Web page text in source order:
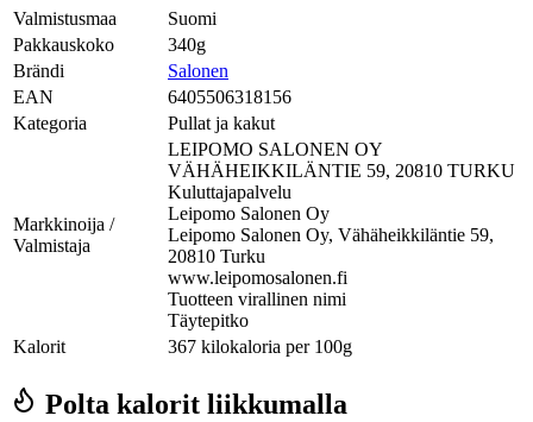
Valmistusmaa
Suomi
Pakkauskoko
340g
Brändi
Salonen
EAN
6405506318156
Kategoria
Pullat ja kakut
Markkinoija /
Valmistaja
LEIPOMO SALONEN OY
VÄHÄHEIKKILÄNTIE 59, 20810 TURKU
Kuluttajapalvelu
Leipomo Salonen Oy
Leipomo Salonen Oy, Vähäheikkiläntie 59,
20810 Turku
www.leipomosalonen.fi
Tuotteen virallinen nimi
Täytepitko
Kalorit
367 kilokaloria per 100g
Polta kalorit liikkumalla